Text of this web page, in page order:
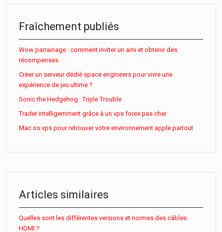
Fraîchement publiés
Wow parrainage : comment inviter un ami et obtenir des
récompenses
Créer un serveur dédié space engineers pour vivre une
expérience de jeu ultime ?
Sonic the Hedgehog : Triple Trouble
Trader intelligemment grâce à un vps forex pas cher
Mac os vps pour retrouver votre environnement apple partout
Articles similaires
Quelles sont les différentes versions et normes des câbles
HDMI ?